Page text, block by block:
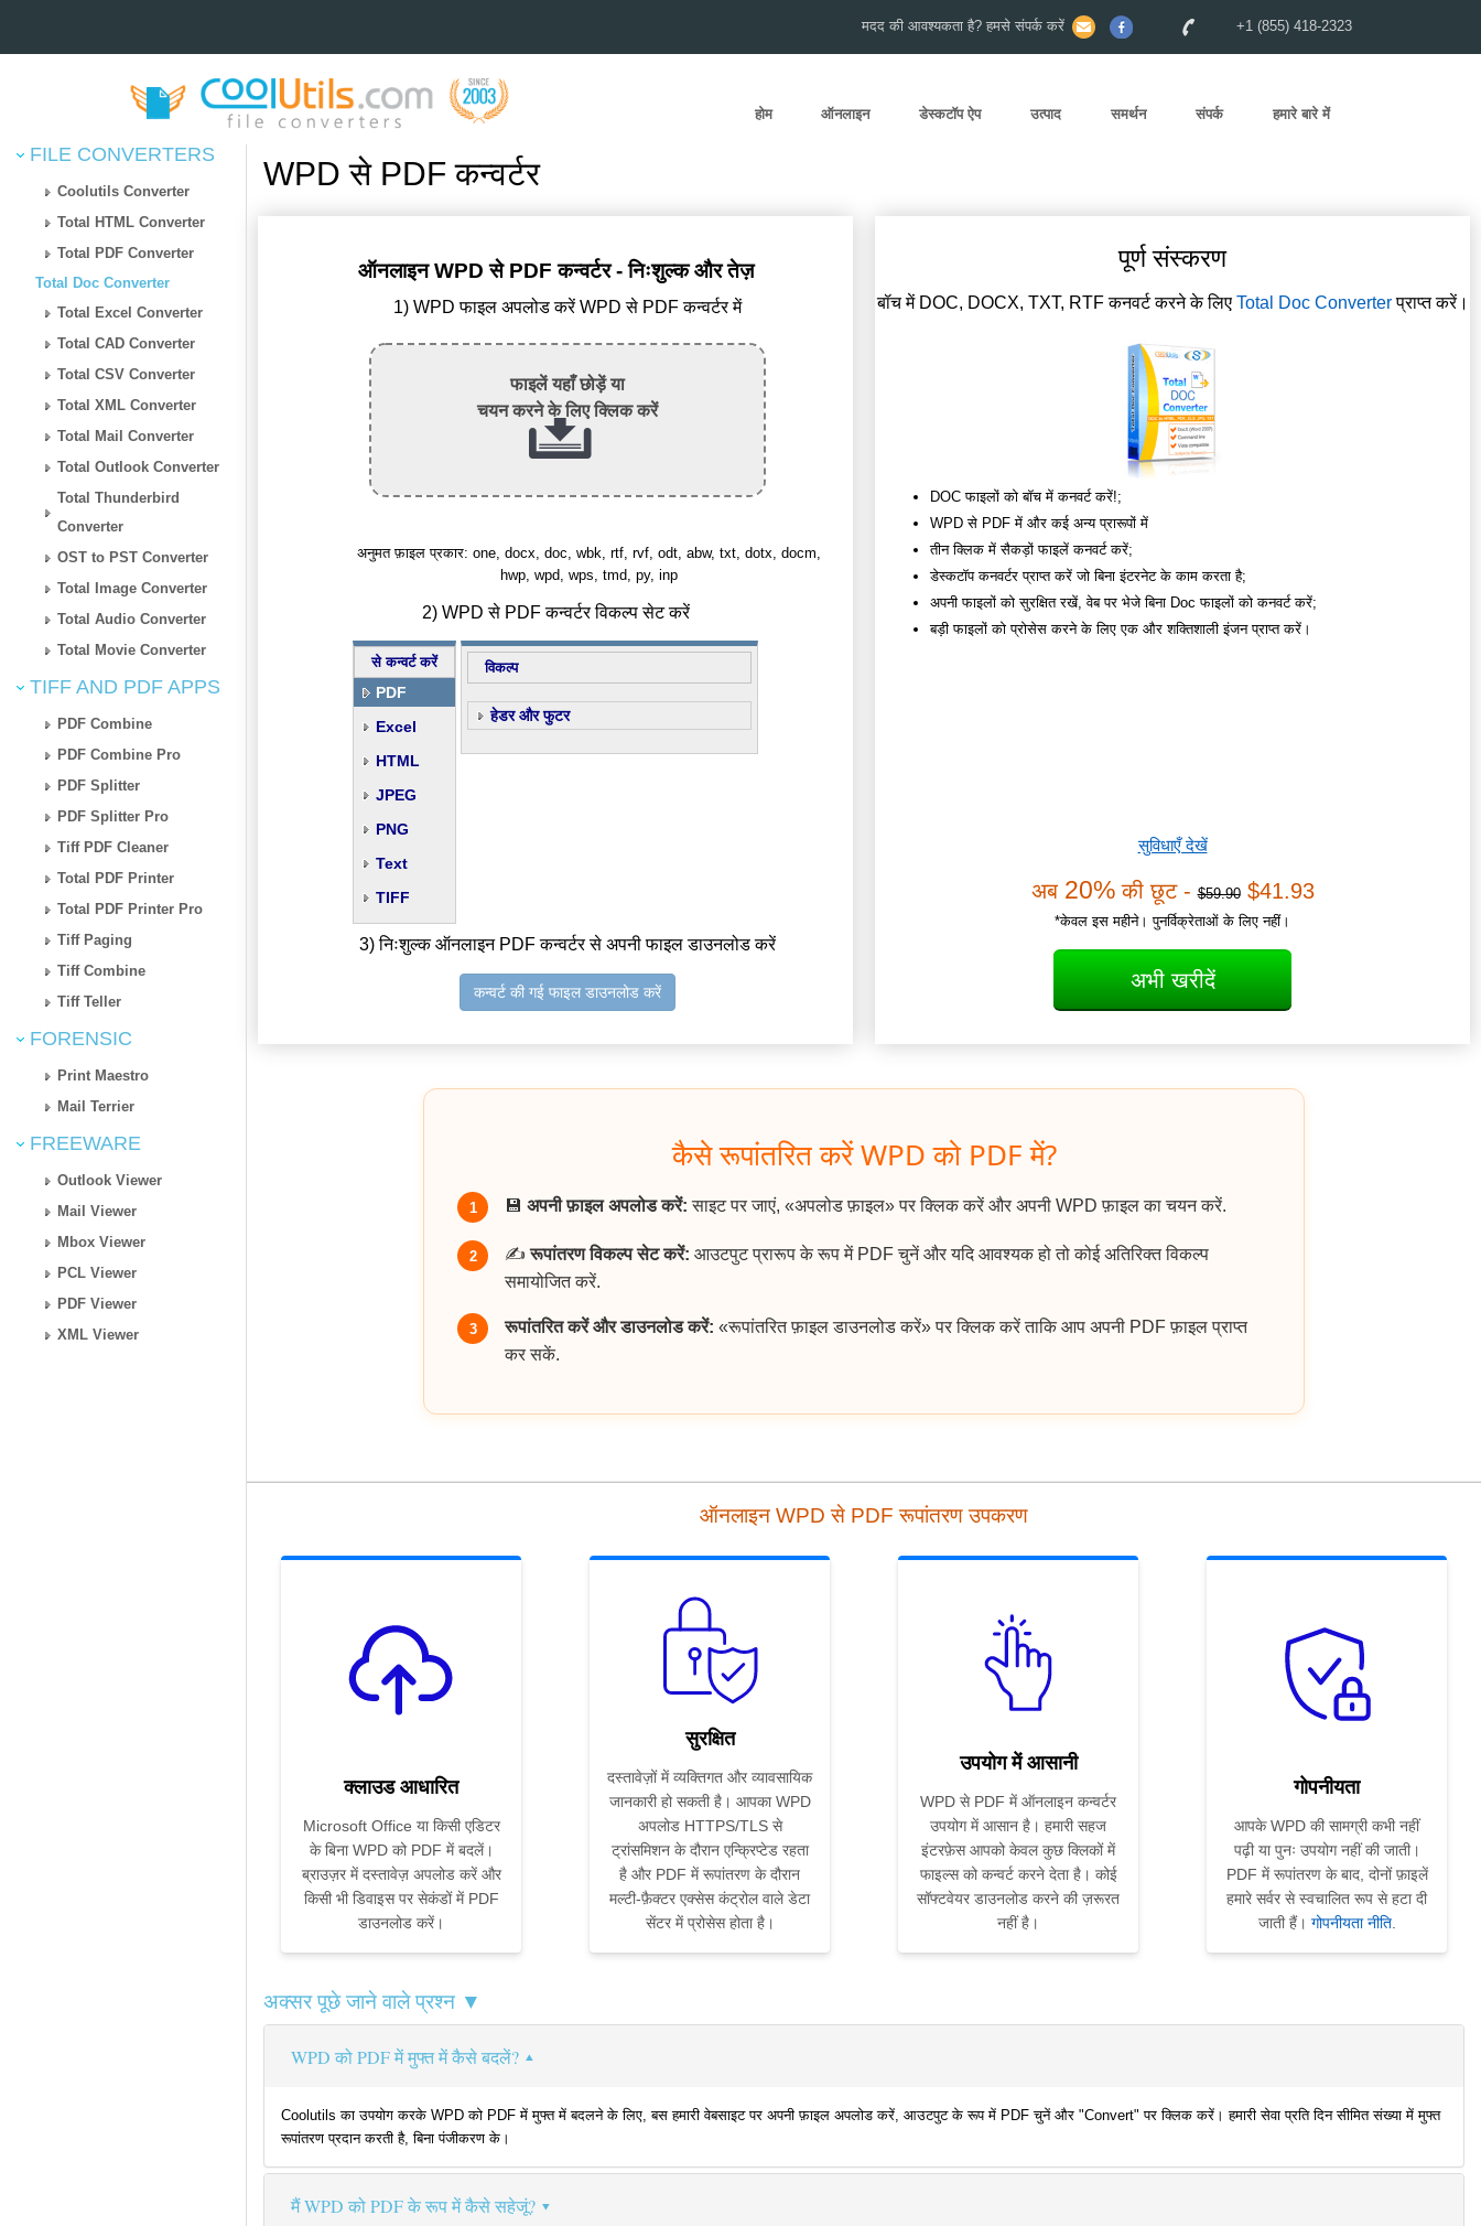
मदद की आवश्यकता है? हमसे संपर्क करें +1 (855) 418-2323
होम ऑनलाइन डेस्कटॉप ऐप उत्पाद समर्थन संपर्क हमारे बारे में
FILE CONVERTERS
Coolutils Converter
Total HTML Converter
Total PDF Converter
Total Doc Converter
Total Excel Converter
Total CAD Converter
Total CSV Converter
Total XML Converter
Total Mail Converter
Total Outlook Converter
Total Thunderbird
Converter
OST to PST Converter
Total Image Converter
Total Audio Converter
Total Movie Converter
TIFF AND PDF APPS
PDF Combine
PDF Combine Pro
PDF Splitter
PDF Splitter Pro
Tiff PDF Cleaner
Total PDF Printer
Total PDF Printer Pro
Tiff Paging
Tiff Combine
Tiff Teller
FORENSIC
Print Maestro
Mail Terrier
FREEWARE
Outlook Viewer
Mail Viewer
Mbox Viewer
PCL Viewer
PDF Viewer
XML Viewer
WPD से PDF कन्वर्टर
ऑनलाइन WPD से PDF कन्वर्टर - निःशुल्क और तेज़
1) WPD फाइल अपलोड करें WPD से PDF कन्वर्टर में
फाइलें यहाँ छोड़ें या
चयन करने के लिए क्लिक करें
अनुमत फ़ाइल प्रकार: one, docx, doc, wbk, rtf, rvf, odt, abw, txt, dotx, docm,
hwp, wpd, wps, tmd, py, inp
2) WPD से PDF कन्वर्टर विकल्प सेट करें
से कन्वर्ट करें
PDF
Excel
HTML
JPEG
PNG
Text
TIFF
विकल्प
हेडर और फुटर
3) निःशुल्क ऑनलाइन PDF कन्वर्टर से अपनी फाइल डाउनलोड करें
कन्वर्ट की गई फाइल डाउनलोड करें
पूर्ण संस्करण
बॉच में DOC, DOCX, TXT, RTF कनवर्ट करने के लिए Total Doc Converterप्राप्त करें।
DOC फाइलों को बॉच में कनवर्ट करें!;
WPD से PDF में और कई अन्य प्रारूपों में
तीन क्लिक में सैकड़ों फाइलें कनवर्ट करें;
डेस्कटॉप कनवर्टर प्राप्त करें जो बिना इंटरनेट के काम करता है;
अपनी फाइलों को सुरक्षित रखें, वेब पर भेजे बिना Doc फाइलों को कनवर्ट करें;
बड़ी फाइलों को प्रोसेस करने के लिए एक और शक्तिशाली इंजन प्राप्त करें।
सुविधाएँ देखें
अब 20%की छूट -$59.90$41.93
*केवल इस महीने। पुनर्विक्रेताओं के लिए नहीं।
अभी खरीदें
कैसे रूपांतरित करें WPD को PDF में?
1 💾 अपनी फ़ाइल अपलोड करें: साइट पर जाएं, «अपलोड फ़ाइल» पर क्लिक करें और अपनी WPD फ़ाइल का चयन करें.
2 ✍️रूपांतरण विकल्प सेट करें: आउटपुट प्रारूप के रूप में PDF चुनें और यदि आवश्यक हो तो कोई अतिरिक्त विकल्प
समायोजित करें.
3 रूपांतरित करें और डाउनलोड करें: «रूपांतरित फ़ाइल डाउनलोड करें» पर क्लिक करें ताकि आप अपनी PDF फ़ाइल प्राप्त
कर सकें.
ऑनलाइन WPD से PDF रूपांतरण उपकरण
क्लाउड आधारित
Microsoft Office या किसी एडिटर
के बिना WPD को PDF में बदलें।
ब्राउज़र में दस्तावेज़ अपलोड करें और
किसी भी डिवाइस पर सेकंडों में PDF
डाउनलोड करें।
सुरक्षित
दस्तावेज़ों में व्यक्तिगत और व्यावसायिक
जानकारी हो सकती है। आपका WPD
अपलोड HTTPS/TLS से
ट्रांसमिशन के दौरान एन्क्रिप्टेड रहता
है और PDF में रूपांतरण के दौरान
मल्टी-फ़ैक्टर एक्सेस कंट्रोल वाले डेटा
सेंटर में प्रोसेस होता है।
उपयोग में आसानी
WPD से PDF में ऑनलाइन कन्वर्टर
उपयोग में आसान है। हमारी सहज
इंटरफ़ेस आपको केवल कुछ क्लिकों में
फाइल्स को कन्वर्ट करने देता है। कोई
सॉफ्टवेयर डाउनलोड करने की ज़रूरत
नहीं है।
गोपनीयता
आपके WPD की सामग्री कभी नहीं
पढ़ी या पुनः उपयोग नहीं की जाती।
PDF में रूपांतरण के बाद, दोनों फ़ाइलें
हमारे सर्वर से स्वचालित रूप से हटा दी
जाती हैं। गोपनीयता नीति.
अक्सर पूछे जाने वाले प्रश्न ▼
WPD को PDF में मुफ्त में कैसे बदलें?
Coolutils का उपयोग करके WPD को PDF में मुफ्त में बदलने के लिए, बस हमारी वेबसाइट पर अपनी फ़ाइल अपलोड करें, आउटपुट के रूप में PDF चुनें और "Convert" पर क्लिक करें। हमारी सेवा प्रति दिन सीमित संख्या में मुफ्त
रूपांतरण प्रदान करती है, बिना पंजीकरण के।
मैं WPD को PDF के रूप में कैसे सहेजूं?